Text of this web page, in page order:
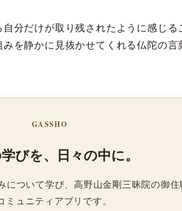
分だけが取り残されたように感じ
を静かに見抜かせてくれる仏陀の言
GASSHO
びを、日々の中に。
について学び、高野山金剛三昧院の御
ミュニティアプリです。